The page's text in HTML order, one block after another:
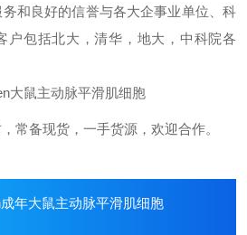
和良好的信誉与各大企事业单位、科
户包括北大，清华，地大，中科院各
常备现货，一手货源，欢迎合作。
年大鼠主动脉平滑肌细胞